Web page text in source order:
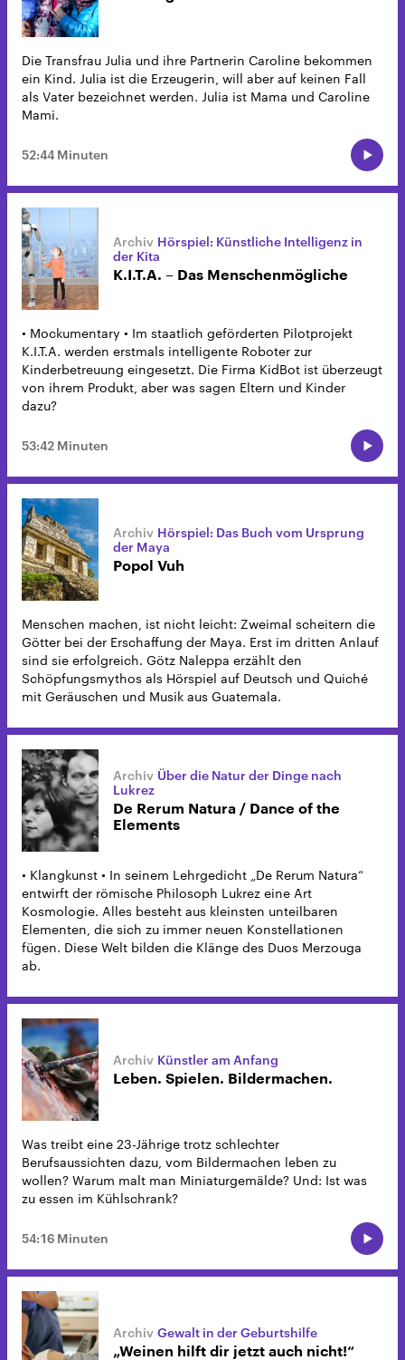
Die Transfrau Julia und ihre Partnerin Caroline bekommen
ein Kind. Julia ist die Erzeugerin, will aber auf keinen Fall
als Vater bezeichnet werden. Julia ist Mama und Caroline
Mami.
52:44 Minuten
Hörspiel: Künstliche Intelligenz in
der Kita
K.I.T.A. – Das Menschenmögliche
• Mockumentary • Im staatlich geförderten Pilotprojekt
K.I.T.A. werden erstmals intelligente Roboter zur
Kinderbetreuung eingesetzt. Die Firma KidBot ist überzeugt
von ihrem Produkt, aber was sagen Eltern und Kinder
dazu?
53:42 Minuten
Hörspiel: Das Buch vom Ursprung
der Maya
Popol Vuh
Menschen machen, ist nicht leicht: Zweimal scheitern die
Götter bei der Erschaffung der Maya. Erst im dritten Anlauf
sind sie erfolgreich. Götz Naleppa erzählt den
Schöpfungsmythos als Hörspiel auf Deutsch und Quiché
mit Geräuschen und Musik aus Guatemala.
Über die Natur der Dinge nach
Lukrez
De Rerum Natura / Dance of the
Elements
• Klangkunst • In seinem Lehrgedicht „De Rerum Natura“
entwirft der römische Philosoph Lukrez eine Art
Kosmologie. Alles besteht aus kleinsten unteilbaren
Elementen, die sich zu immer neuen Konstellationen
fügen. Diese Welt bilden die Klänge des Duos Merzouga
ab.
Künstler am Anfang
Leben. Spielen. Bildermachen.
Was treibt eine 23-Jährige trotz schlechter
Berufsaussichten dazu, vom Bildermachen leben zu
wollen? Warum malt man Miniaturgemälde? Und: Ist was
zu essen im Kühlschrank?
54:16 Minuten
Gewalt in der Geburtshilfe
„Weinen hilft dir jetzt auch nicht!“